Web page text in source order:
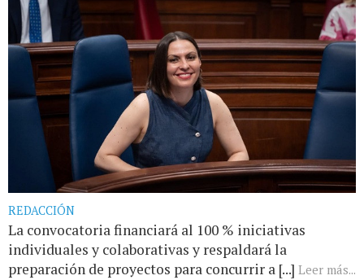
REDACCIÓN
La convocatoria financiará al 100 % iniciativas
individuales y colaborativas y respaldará la
preparación de proyectos para concurrir a [...] Leer más...